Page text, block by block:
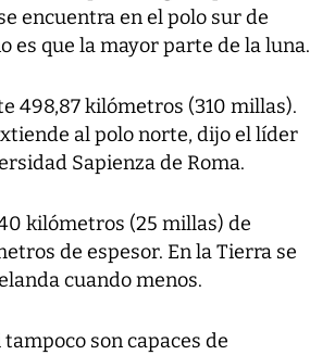
encuentra en el polo sur de
es que la mayor parte de la luna.
498,87 kilómetros (310 millas).
al polo norte, dijo el líder
Sapienza de Roma.
kilómetros (25 millas) de
de espesor. En la Tierra se
cuando menos.
son capaces de